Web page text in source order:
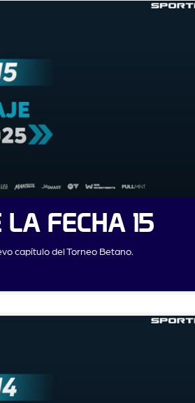
FECHA 15
capítulo del Torneo Betano.